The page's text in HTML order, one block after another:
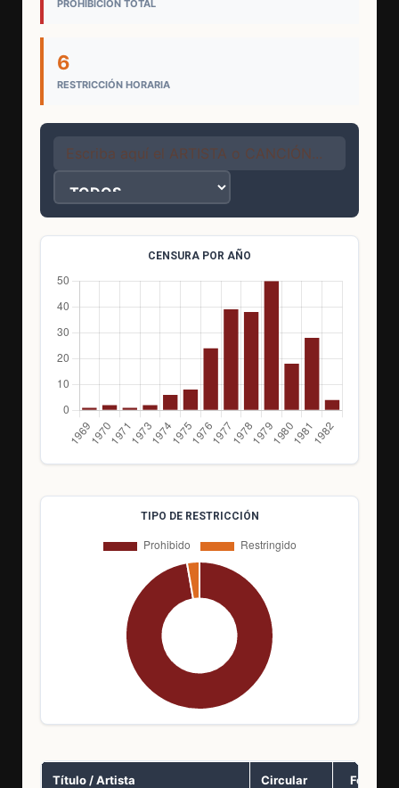
PROHIBICIÓN TOTAL
6
RESTRICCIÓN HORARIA
CENSURA POR AÑO
TIPO DE RESTRICCIÓN
Título / Artista Circular Fecha